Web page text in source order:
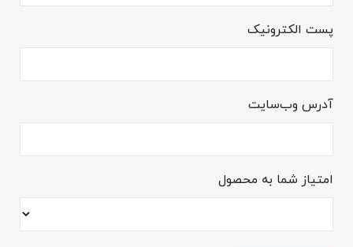
پست الکترونیک
آدرس وب‌سایت
امتیاز شما به محصول